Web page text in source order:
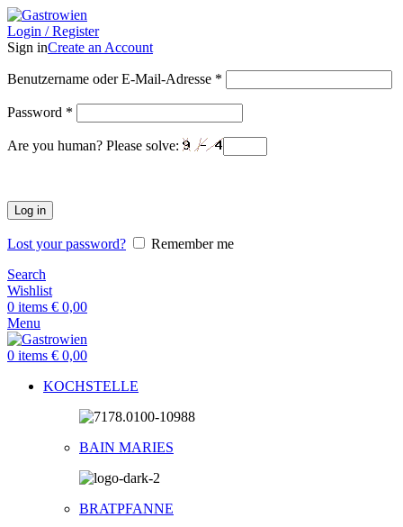
Login / Register
Sign inCreate an Account
Benutzername oder E-Mail-Adresse *
Password *
Are you human? Please solve:
Log in
Lost your password?
Remember me
Search
Wishlist
0 items € 0,00
Menu
0 items € 0,00
KOCHSTELLE
BAIN MARIES
BRATPFANNE